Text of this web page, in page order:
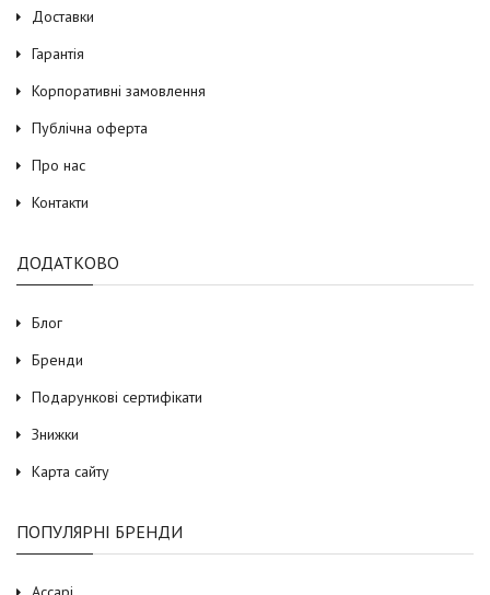
Доставки
Гарантія
Корпоративні замовлення
Публічна оферта
Про нас
Контакти
ДОДАТКОВО
Блог
Бренди
Подарункові сертифікати
Знижки
Карта сайту
ПОПУЛЯРНІ БРЕНДИ